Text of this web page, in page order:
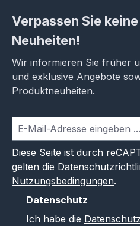
Verpassen Sie
Neuheiten!
Wir informieren Sie früher
und exklusive Angebote
Produktneuheiten.
Diese Seite ist durch
gelten die
Nutzungsbedingungen.
Datenschutz
Ich habe die